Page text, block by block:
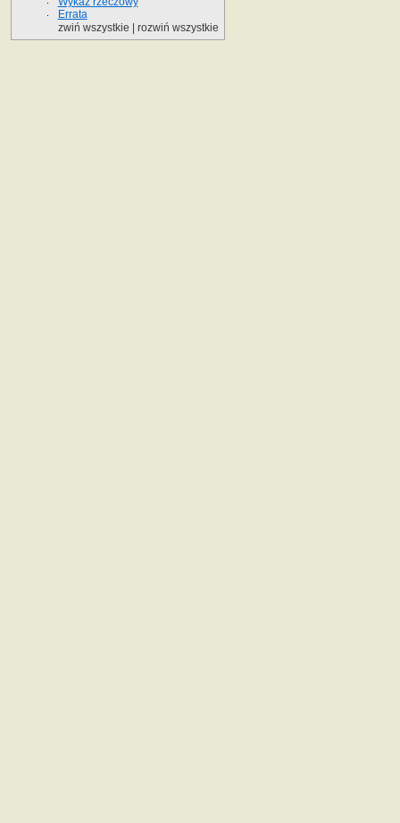
Errata
zwiń wszystkie
rozwiń wszystkie